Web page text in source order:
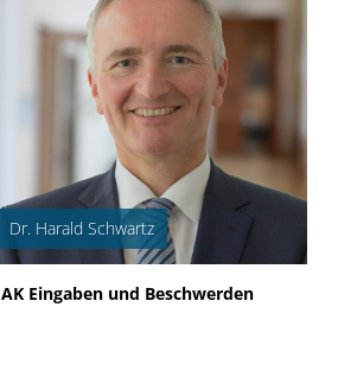
Dr. Harald Schwartz
AK Eingaben und Beschwerden